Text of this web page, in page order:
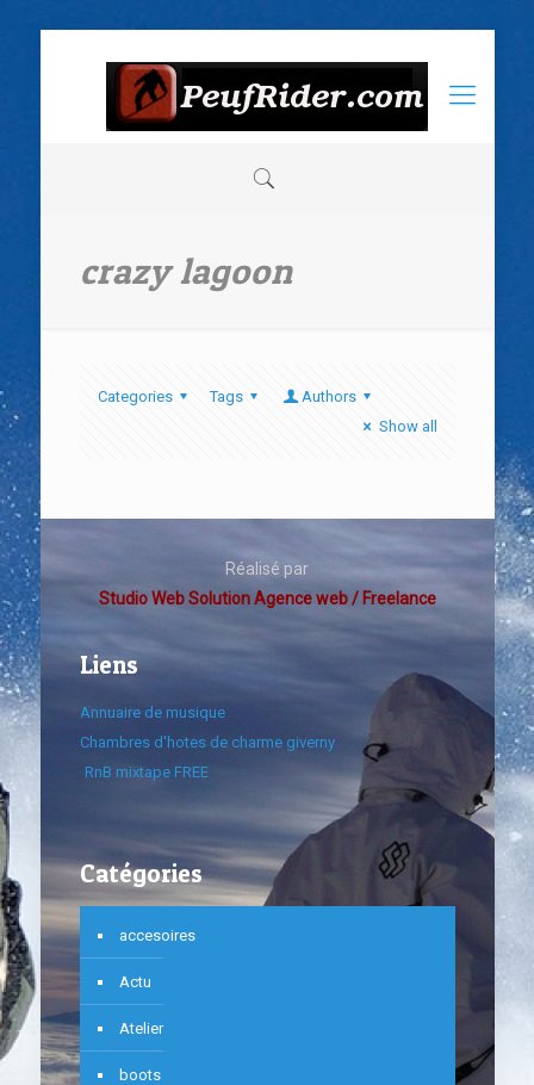
crazy lagoon
Categories Tags
Authors
Show all
Réalisé par
Studio Web Solution Agence web / Freelance
Liens
Annuaire de musique
Chambres d'hotes de charme giverny
RnB mixtape FREE
Catégories
accesoires
Actu
Atelier
boots